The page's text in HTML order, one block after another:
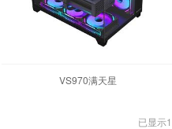
VS970满天星
已显示1